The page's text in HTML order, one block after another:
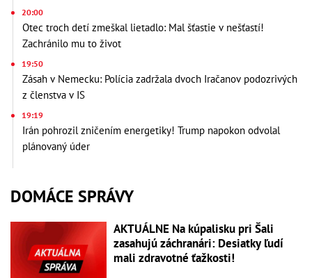
20:00
Otec troch detí zmeškal lietadlo: Mal šťastie v nešťastí!
Zachránilo mu to život
19:50
Zásah v Nemecku: Polícia zadržala dvoch Iračanov podozrivých
z členstva v IS
19:19
Irán pohrozil zničením energetiky! Trump napokon odvolal
plánovaný úder
DOMÁCE SPRÁVY
AKTUÁLNE Na kúpalisku pri Šali
zasahujú záchranári: Desiatky ľudí
mali zdravotné ťažkosti!